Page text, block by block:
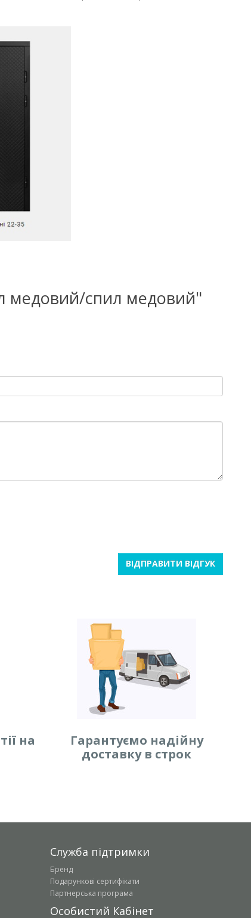
медовий/спил медовий"
ВІДПРАВИТИ ВІДГУК
на
Гарантуємо надійну
доставку в строк
Служба підтримки
Бренд
Подарункові сертифікати
Партнерська програма
Особистий Кабінет